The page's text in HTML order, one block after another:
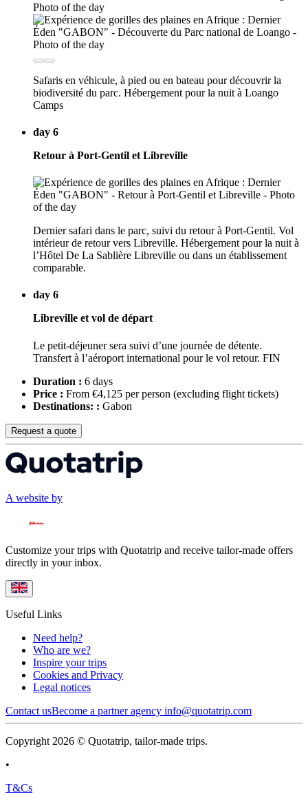
Safaris en véhicule, à pied ou en bateau pour découvrir la
biodiversité du parc. Hébergement pour la nuit à Loango
Camps
day 6
Retour à Port-Gentil et Libreville
Dernier safari dans le parc, suivi du retour à Port-Gentil. Vol
intérieur de retour vers Libreville. Hébergement pour la nuit à
l’Hôtel De La Sablière Libreville ou dans un établissement
comparable.
day 6
Libreville et vol de départ
Le petit-déjeuner sera suivi d’une journée de détente.
Transfert à l’aéroport international pour le vol retour. FIN
Duration : 6 days
Price : From €4,125 per person (excluding flight tickets)
Destinations: : Gabon
Request a quote
A website by
Customize your trips with Quotatrip and receive tailor-made offers
directly in your inbox.
Useful Links
Need help?
Who are we?
Inspire your trips
Cookies and Privacy
Legal notices
Contact usBecome a partner agency info@quotatrip.com
Copyright 2026 © Quotatrip, tailor-made trips.
•
T&Cs